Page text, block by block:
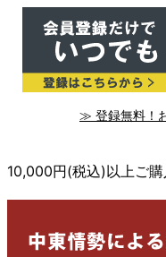
≫ 登録無料！
10,000円(税込)以上ご